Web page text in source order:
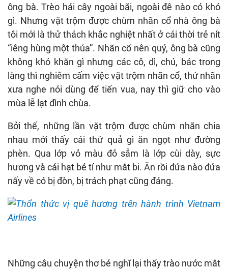
ông bà. Trèo hái cây ngoài bãi, ngoài đê nào có khó
gì. Nhưng vặt trộm được chùm nhãn cổ nhà ông bà
tôi mới là thử thách khắc nghiệt nhất ở cái thời trẻ nít
“iêng hùng một thủa”. Nhãn cổ nên quý, ông bà cũng
không khó khăn gì nhưng các cô, dì, chú, bác trong
làng thì nghiêm cấm việc vặt trộm nhãn cổ, thứ nhãn
xưa nghe nói dùng để tiến vua, nay thì giữ cho vào
mùa lễ lạt đình chùa.
Bởi thế, những lần vặt trộm được chùm nhãn chia
nhau mới thấy cái thứ quả gì ăn ngọt như đường
phèn. Qua lớp vỏ màu đỏ sẫm là lớp cùi dày, sực
hương và cái hạt bé tí như mắt bi. Ăn rồi đứa nào đứa
nấy về có bị đòn, bị trách phạt cũng đáng.
Những câu chuyện thơ bé nghĩ lại thấy trào nước mắt